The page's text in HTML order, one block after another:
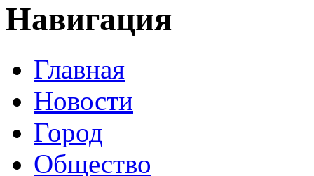
Навигация
Главная
Новости
Город
Общество